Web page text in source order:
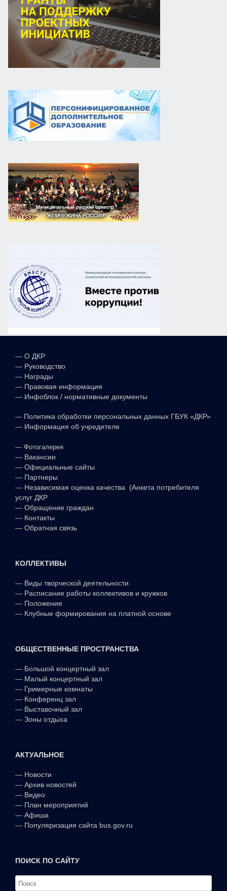
— О ДКР
— Руководство
— Награды
— Правовая информация
— Инфоблок / нормативные документы
— Политика обработки персональных данных ГБУК «ДКР»
— Информация об учредителе
— Фотогалерея
— Вакансии
— Официальные сайты
— Партнеры
— Независимая оценка качества (Анкета потребителя
услуг ДКР
— Обращение граждан
— Контакты
— Обратная связь
КОЛЛЕКТИВЫ
— Виды творческой деятельности
— Расписание работы коллективов и кружков
— Положение
— Клубные формирования на платной основе
ОБЩЕСТВЕННЫЕ ПРОСТРАНСТВА
— Большой концертный зал
— Малый концертный зал
— Гримерные комнаты
— Конференц зал
— Выставочный зал
— Зоны отдыха
АКТУАЛЬНОЕ
— Новости
— Архив новостей
— Видео
— План мероприятий
— Афиша
— Популяризация сайта bus.gov.ru
ПОИСК ПО САЙТУ